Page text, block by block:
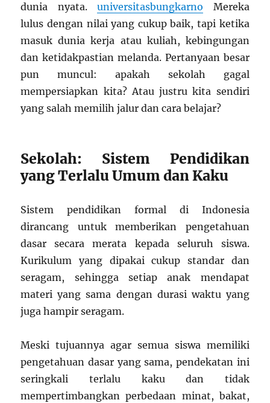
dunia nyata.universitasbungkarno Mereka
lulus dengan nilai yang cukup baik, tapi ketika
masuk dunia kerja atau kuliah, kebingungan
dan ketidakpastian melanda. Pertanyaan besar
pun muncul: apakah sekolah gagal
mempersiapkan kita? Atau justru kita sendiri
yang salah memilih jalur dan cara belajar?
Sekolah: Sistem Pendidikan
yang Terlalu Umum dan Kaku
Sistem pendidikan formal di Indonesia
dirancang untuk memberikan pengetahuan
dasar secara merata kepada seluruh siswa.
Kurikulum yang dipakai cukup standar dan
seragam, sehingga setiap anak mendapat
materi yang sama dengan durasi waktu yang
juga hampir seragam.
Meski tujuannya agar semua siswa memiliki
pengetahuan dasar yang sama, pendekatan ini
seringkali terlalu kaku dan tidak
mempertimbangkan perbedaan minat, bakat,